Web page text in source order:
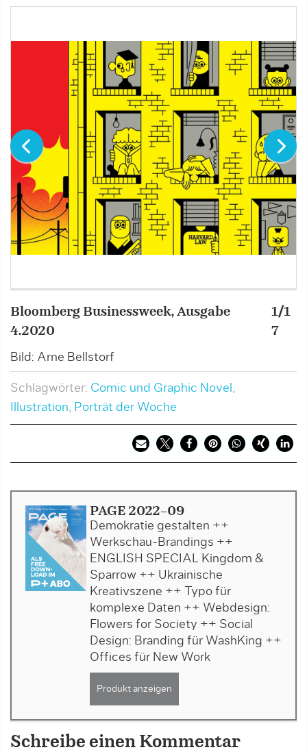
Bloomberg Businessweek, Ausgabe
4.2020
Bild: Arne Bellstorf
1/1
7
Schlagwörter: Comic und Graphic Novel ,
Illustration, Porträt der Woche
PAGE 2022-09
Demokratie gestalten ++
Werkschau-Brandings ++
ENGLISH SPECIAL Kingdom &
Sparrow ++ Ukrainische
Kreativszene ++ Typo für
komplexe Daten ++ Webdesign:
Flowers for Society ++ Social
Design: Branding für WashKing ++
Offices für New Work
Produkt anzeigen
Schreibe einen Kommentar